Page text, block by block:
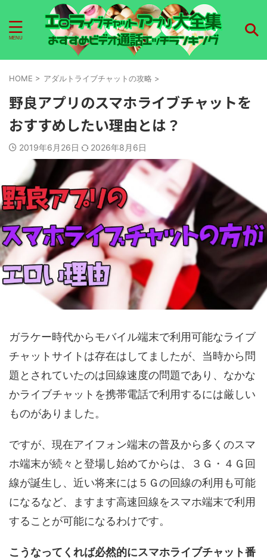
HOME > アダルトライブチャットの攻略 >
野良アプリのスマホライブチャットを
おすすめしたい理由とは？
2019年6月26日 2026年8月6日
ガラケー時代からモバイル端末で利用可能なライブ
チャットサイトは存在はしてましたが、当時から問
題とされていたのは回線速度の問題であり、なかな
かライブチャットを携帯電話で利用するには厳しい
ものがありました。
ですが、現在アイフォン端末の普及から多くのスマ
ホ端末が続々と登場し始めてからは、３Ｇ・４Ｇ回
線が誕生し、近い将来には５Ｇの回線の利用も可能
になるなど、ますます高速回線をスマホ端末で利用
することが可能になるわけです。
こうなってくれば必然的にスマホライブチャット番